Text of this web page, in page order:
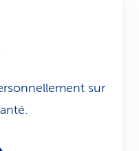
sur